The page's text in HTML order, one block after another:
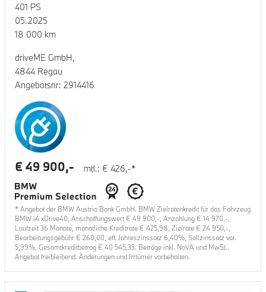
401 PS
05.2025
18 000 km
driveME GmbH,
4844 Regau
Angebotsnr: 2914416
mtl.: € 426,-*
€ 49 900,-
* Angebot der BMW Austria Bank GmbH. BMW Zielratenkredit für das Fahrzeug
BMW i4 xDrive40 , Anschaffungswert € 49 900 ,-, Anzahlung € 14 970 ,-,
Laufzeit36 Monate, monatliche Kreditrate € 425,98 , Zielrate € 24 950 ,-,
Bearbeitungsgebühr € 260,00 , eff. Jahreszinssatz 6,40%, Sollzinssatz var.
5,99%, Gesamtkreditbetrag € 40 545,33. Beträge inkl. NoVA und MwSt..
Angebot freibleibend. Änderungen und Irrtümer vorbehalten.